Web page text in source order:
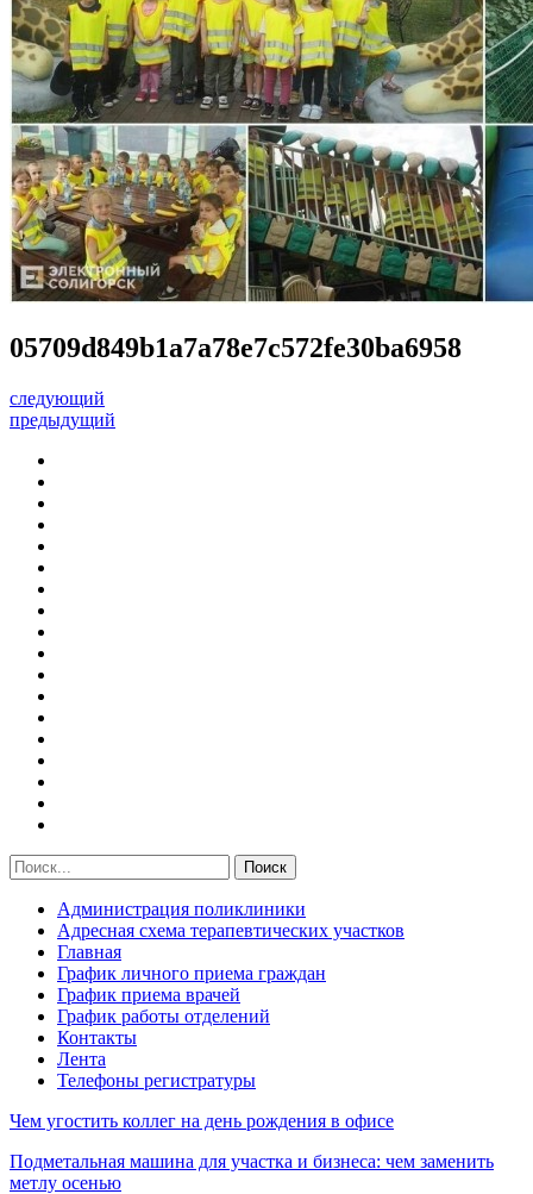
05709d849b1a7a78e7c572fe30ba6958
следующий
предыдущий
Администрация поликлиники
Адресная схема терапевтических участков
Главная
График личного приема граждан
График приема врачей
График работы отделений
Контакты
Лента
Телефоны регистратуры
Чем угостить коллег на день рождения в офисе
Подметальная машина для участка и бизнеса: чем заменить
метлу осенью